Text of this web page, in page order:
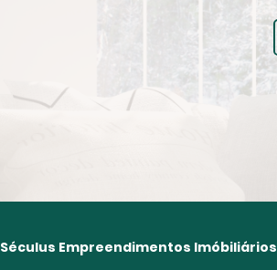
Séculus Empreendimentos Imóbiliários